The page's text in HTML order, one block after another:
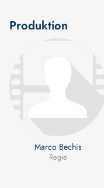
Produktion
Marco Bechis
Regie